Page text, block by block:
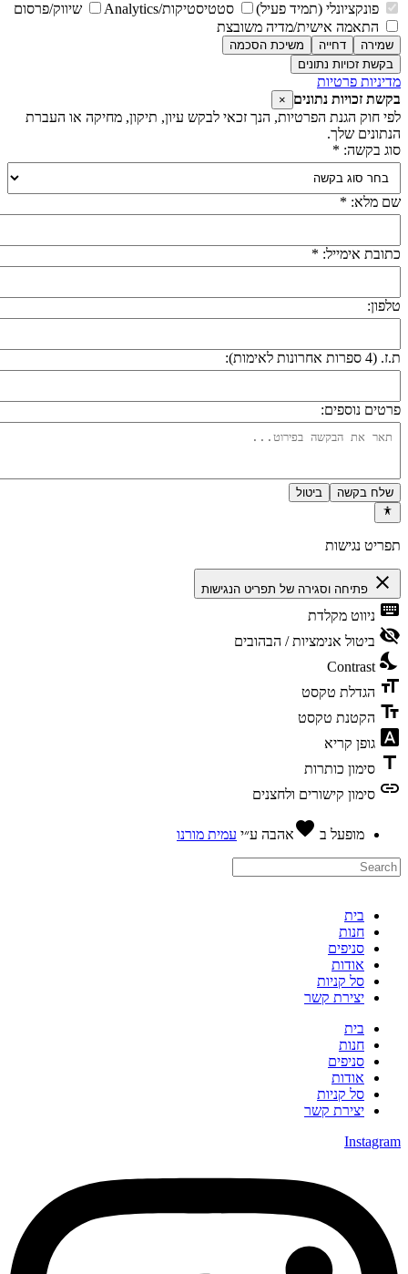
פונקציונלי (תמיד פעיל)
סטטיסטיקות/Analytics
שיווק/פרסום
התאמה אישית/מדיה משובצת
שמירה דחייה
משיכת הסכמה
בקשת זכויות נתונים
פרטיות
זכויות נתונים ×
חוק הגנת הפרטיות, הנך זכאי לבקש עיון, תיקון, מחיקה או העברת
שלך.
בקשה: *
מלא: *
אימייל: *
אחרונות לאימות):
נוספים:
שלח בקשה ביטול
נגישות
close פתיחה וסגירה של תפריט הנגישות
ניווט מקלדת
ביטול אנימציות / הבהובים
Contrast
הגדלת טקסט
הקטנת טקסט
גופן קריא
סימון כותרות
סימון קישורים ולחצנים
מופעל ב favoriteאהבהע״יעמית מורנו
בית
חנות
סניפים
אודות
סל קניות
יצירת קשר
בית
חנות
סניפים
אודות
סל קניות
יצירת קשר